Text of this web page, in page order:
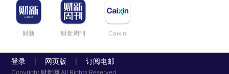
财新 财新周刊 Caixin
登录 网页版 订阅电邮
Copyright 财新网 All Rights Reserved